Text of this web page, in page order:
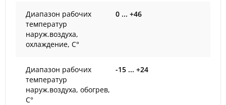
Диапазон рабочих
температур
наруж.воздуха,
охлаждение, С°
0 ... +46
Диапазон рабочих
температур
наруж.воздуха, обогрев,
С°
-15 ... +24